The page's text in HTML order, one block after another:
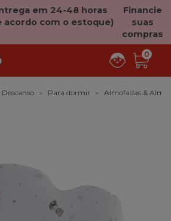
em 24-48 horas
acordo com o estoque)
Financie
suas
compras
0
Para dormir Almofadas &